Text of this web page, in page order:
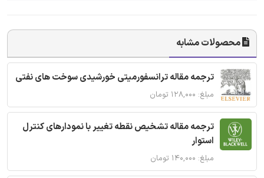
محصولات مشابه
ترجمه مقاله ترانسفورمیتی خورشیدی سوخت های نفتی
مبلغ: ۱۲۸,۰۰۰ تومان
ترجمه مقاله تشخیص نقطه تغییر با نمودارهای کنترل
استوار
مبلغ: ۱۴۰,۰۰۰ تومان